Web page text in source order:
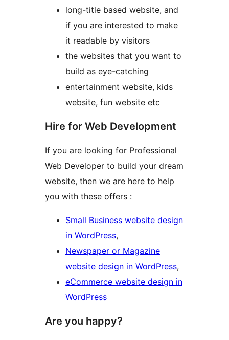
long-title based website, and
if you are interested to make
it readable by visitors
the websites that you want to
build as eye-catching
entertainment website, kids
website, fun website etc
Hire for Web Development
If you are looking for Professional
Web Developer to build your dream
website, then we are here to help
you with these offers :
Small Business website design
in WordPress,
Newspaper or Magazine
website design in WordPress,
eCommerce website design in
WordPress
Are you happy?